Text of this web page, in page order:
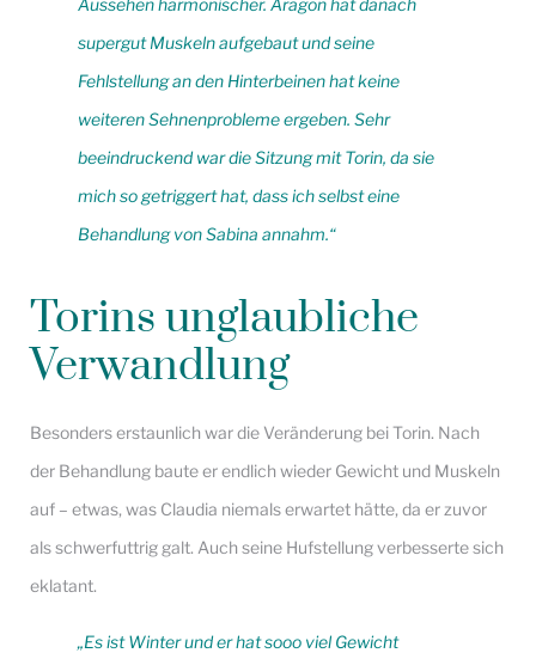
supergut Muskeln aufgebaut und seine
Fehlstellung an den Hinterbeinen hat keine
weiteren Sehnenprobleme ergeben. Sehr
beeindruckend war die Sitzung mit Torin, da sie
mich so getriggert hat, dass ich selbst eine
Behandlung von Sabina annahm.“
Torins unglaubliche
Verwandlung
Besonders erstaunlich war die Veränderung bei Torin. Nach
der Behandlung baute er endlich wieder Gewicht und Muskeln
auf – etwas, was Claudia niemals erwartet hätte, da er zuvor
als schwerfuttrig galt. Auch seine Hufstellung verbesserte sich
eklatant.
„Es ist Winter und er hat sooo viel Gewicht